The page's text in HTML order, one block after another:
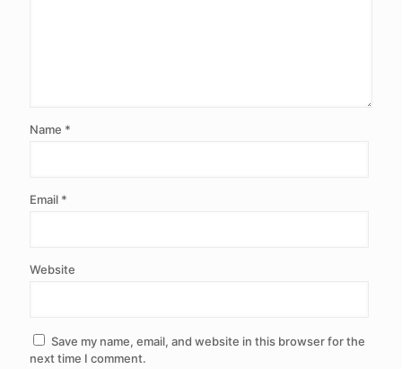
Name *
Email *
Website
Save my name, email, and website in this browser for the
next time I comment.